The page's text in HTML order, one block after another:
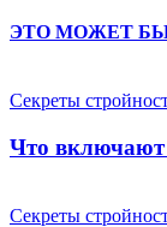
ЭТО МОЖЕТ
Секреты
Что включают
Секреты